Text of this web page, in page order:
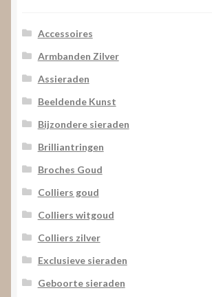
Accessoires
Armbanden Zilver
Assieraden
Beeldende Kunst
Bijzondere sieraden
Brilliantringen
Broches Goud
Colliers goud
Colliers witgoud
Colliers zilver
Exclusieve sieraden
Geboorte sieraden